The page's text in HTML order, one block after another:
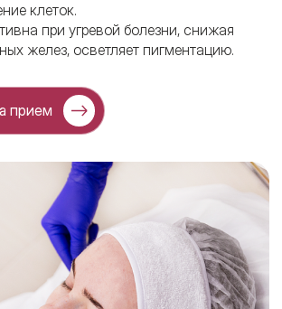
клеток.
при угревой болезни, снижая
желез, осветляет пигментацию.
прием